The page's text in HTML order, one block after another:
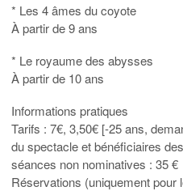
* Les 4 âmes du coyote
À partir de 9 ans
* Le royaume des abysses
À partir de 10 ans
Informations pratiques
Tarifs : 7€, 3,50€ [-25 ans,
du spectacle et bénéficiaires
séances non nominatives : 35 €
Réservations (uniquement pour